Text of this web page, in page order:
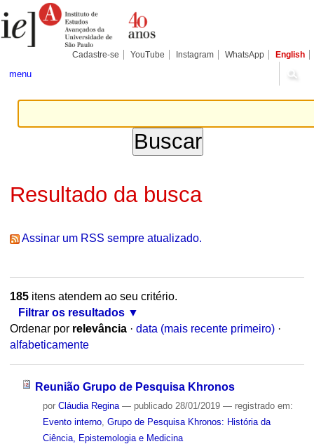
para
conteúdo.
Pessoais
Cadastre-se YouTube Instagram WhatsApp English
menu
Resultado da busca
Assinar um RSS sempre atualizado.
185itens atendem ao seu critério.
Filtrar os resultados
Ordenar por relevância · data (mais recente primeiro) ·
alfabeticamente
Reunião Grupo de Pesquisa Khronos
por Cláudia Regina — publicado28/01/2019 — registrado em:
Evento interno, Grupo de Pesquisa Khronos: História da
Ciência, Epistemologia e Medicina